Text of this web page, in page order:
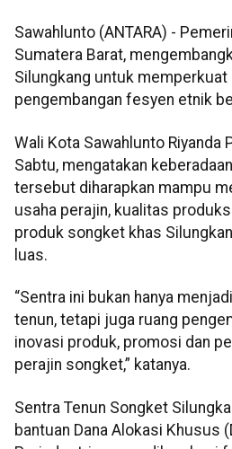
Sawahlunto (ANTARA) -
Sumatera Barat,
Silungkang untuk
pengembangan fesyen etnik
Wali Kota Sawahlunto Riyanda
Sabtu, mengatakan
tersebut diharapkan mampu
usaha perajin, kualitas
produk songket khas
luas.
“Sentra ini bukan hanya
tenun, tetapi juga ruang
inovasi produk, promosi dan
perajin songket,” katanya.
Sentra Tenun Songket
bantuan Dana Alokasi Khusus